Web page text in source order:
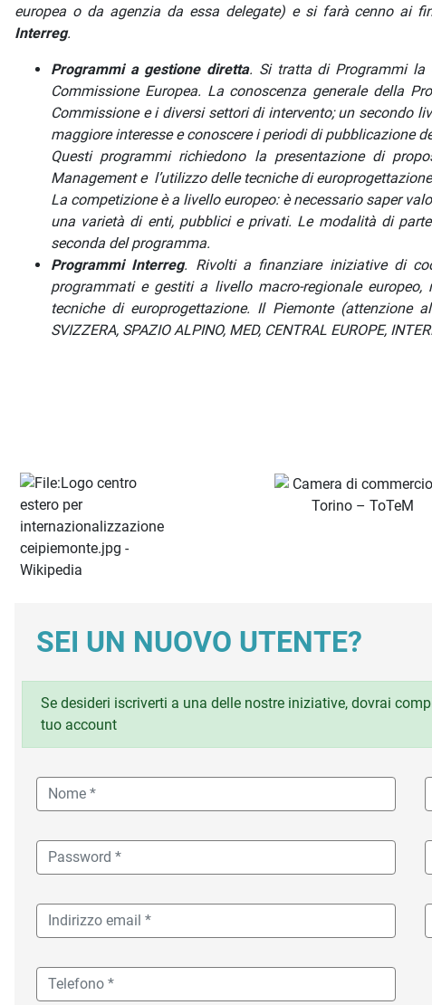
europea o da agenzia da essa delegate) e si farà cenno ai
Interreg.
Programmi a gestione diretta. Si tratta di Programmi la
Commissione Europea. La conoscenza generale della
Commissione e i diversi settori di intervento; un secondo
maggiore interesse e conoscere i periodi di pubblicazione
Questi programmi richiedono la presentazione di
Management e l’utilizzo delle tecniche di
La competizione è a livello europeo: è necessario saper
una varietà di enti, pubblici e privati. Le modalità di
seconda del programma.
Programmi Interreg. Rivolti a finanziare iniziative di
programmati e gestiti a livello macro-regionale
tecniche di europrogettazione. Il Piemonte (attenzione
SVIZZERA, SPAZIO ALPINO, MED, CENTRAL EUROPE,
SEI UN NUOVO UTENTE?
Se desideri iscriverti a una delle nostre iniziative, dovrai
tuo account